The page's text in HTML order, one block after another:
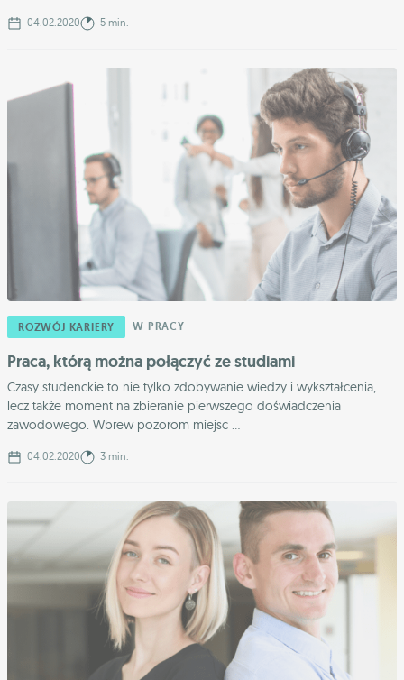
04.02.2020 5 min.
ROZWÓJ KARIERY W PRACY
Praca, którą można połączyć ze studiami
Czasy studenckie to nie tylko zdobywanie wiedzy i wykształcenia,
lecz także moment na zbieranie pierwszego doświadczenia
zawodowego. Wbrew pozorom miejsc ...
04.02.2020 3 min.